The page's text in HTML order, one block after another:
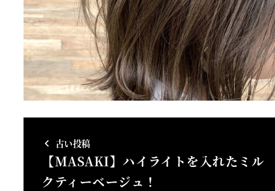
古い投稿
【MASAKI】ハイライトを入れたミル
クティーベージュ！